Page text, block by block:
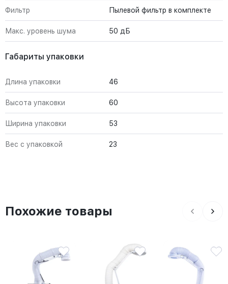
Фильтр Пылевой фильтр в комплекте
Макс. уровень шума 50 дБ
Габариты упаковки
Длина упаковки 46
Высота упаковки 60
Ширина упаковки 53
Вес с упаковкой 23
Похожие товары